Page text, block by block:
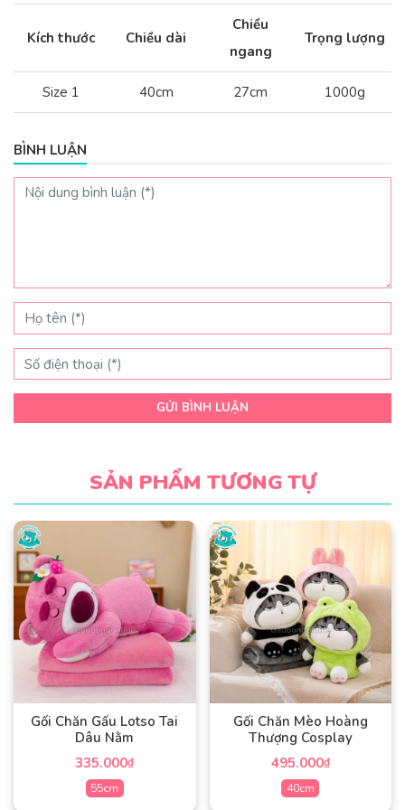
Kích thước Chiều dài
Chiều
ngang
Trọng lượng
Size 1 40cm 27cm 1000g
BÌNH LUẬN
GỬI BÌNH LUẬN
SẢN PHẨM TƯƠNG TỰ
Gối Chăn Gấu Lotso Tai
Dâu Nằm
335.000₫
55cm
Gối Chăn Mèo Hoàng
Thượng Cosplay
495.000₫
40cm